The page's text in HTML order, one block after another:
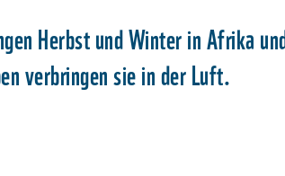
Herbst und Winter in Afrika
verbringen sie in der Luft.